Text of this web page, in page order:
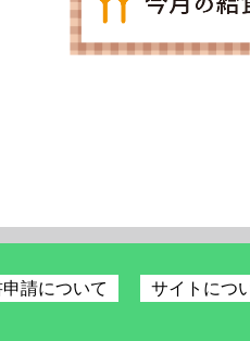
請について サイトにつ